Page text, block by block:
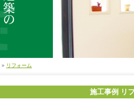
» リフォーム
施工事例 リ